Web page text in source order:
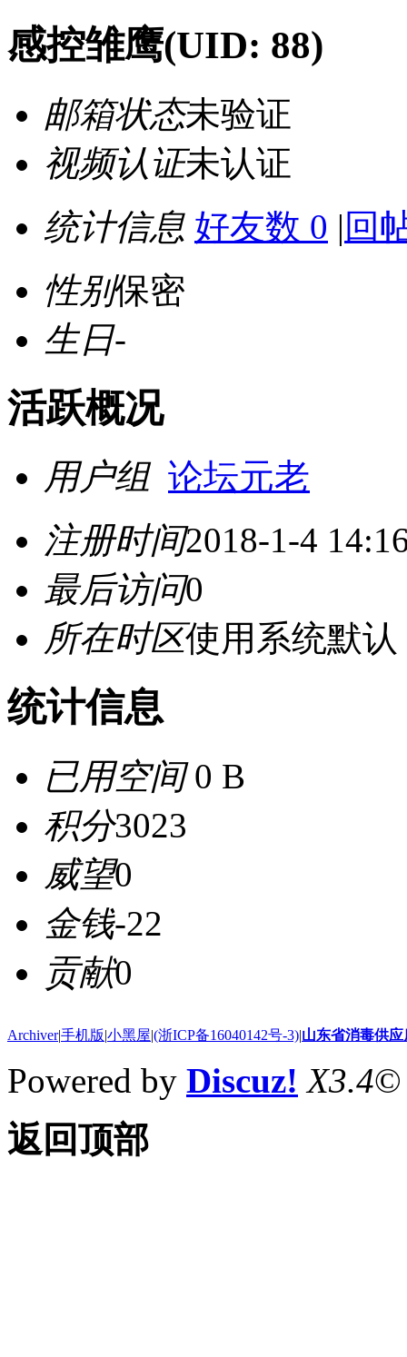
感控雏鹰(UID: 88)
邮箱状态未验证
视频认证未认证
统计信息 好友数 0 | 回
性别保密
生日-
活跃概况
用户组 论坛元老
注册时间2018-1-4
最后访问0
所在时区使用系统默认
统计信息
已用空间0 B
积分3023
威望0
金钱-22
贡献0
Archiver|手机版|小黑屋|(浙ICP备16040142号-3)|山东省消毒供
Powered by Discuz! X3.4©
返回顶部